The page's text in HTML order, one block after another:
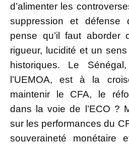
d’alimenter les
suppression et
pense qu’il faut aborder
rigueur, lucidité et un
historiques. Le
l’UEMOA, est à la
maintenir le CFA, le
dans la voie de l’ECO ?
sur les performances du
souveraineté monétaire